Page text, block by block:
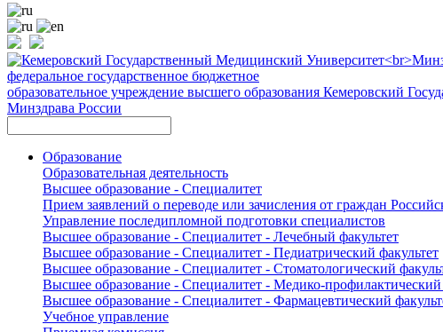
федеральное государственное бюджетное
образовательное учреждение высшего образования Кемеровский
Минздрава России
Образование
Образовательная деятельность
Высшее образование - Специалитет
Прием заявлений о переводе или зачисления от граждан
Управление последипломной подготовки специалистов
Высшее образование - Специалитет - Лечебный факультет
Высшее образование - Специалитет - Педиатрический факультет
Высшее образование - Специалитет - Стоматологический
Высшее образование - Специалитет - Медико-профилактический
Высшее образование - Специалитет - Фармацевтический
Учебное управление